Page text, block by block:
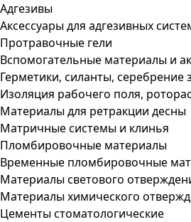
Адгезивы
Аксессуары для адгезивных
Протравочные гели
Вспомогательные материалы и
Герметики, силанты, серебрение
Изоляция рабочего поля,
Материалы для ретракции десны
Матричные системы и клинья
Пломбировочные материалы
Временные пломбировочные
Материалы светового
Материалы химического
Цементы стоматологические